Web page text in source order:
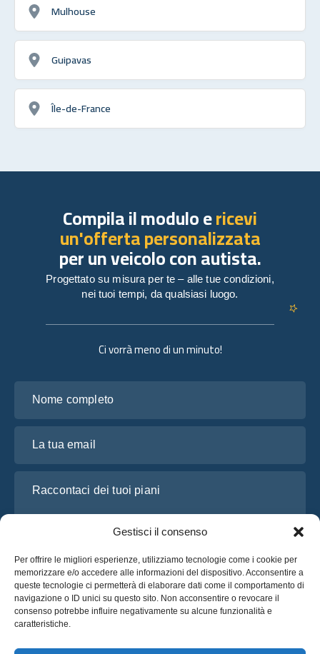
Gestisci il consenso
Per offrire le migliori esperienze, utilizziamo tecnologie come i cookie per
memorizzare e/o accedere alle informazioni del dispositivo. Acconsentire a
queste tecnologie ci permetterà di elaborare dati come il comportamento di
navigazione o ID unici su questo sito. Non acconsentire o revocare il
consenso potrebbe influire negativamente su alcune funzionalità e
caratteristiche.
Mulhouse
Guipavas
Île-de-France
Ci vorrà meno di un minuto!
Ho letto e accetto l’
Compila il modulo ericevi
un'offerta personalizzata
per un veicolo con autista.
Progettato su misura per te – alle tue condizioni,
nei tuoi tempi, da qualsiasi luogo.